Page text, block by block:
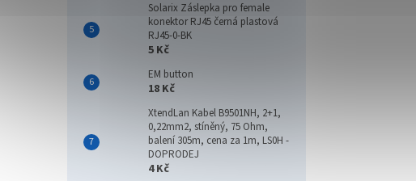
Solarix Záslepka pro female
konektor RJ45 černá plastová
RJ45-0-BK
5 Kč
EM button
18 Kč
XtendLan Kabel B9501NH, 2+1,
0,22mm2, stíněný, 75 Ohm,
balení 305m, cena za 1m, LS0H -
DOPRODEJ
4 Kč